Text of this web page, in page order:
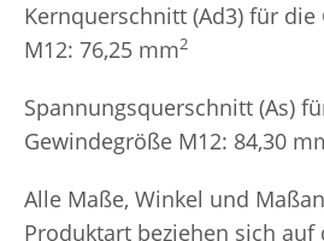
Kernquerschnitt (Ad3) für
M12: 76,25 mm2
Spannungsquerschnitt (As)
Gewindegröße M12: 84,30
Alle Maße, Winkel und
Produktart beziehen sich auf